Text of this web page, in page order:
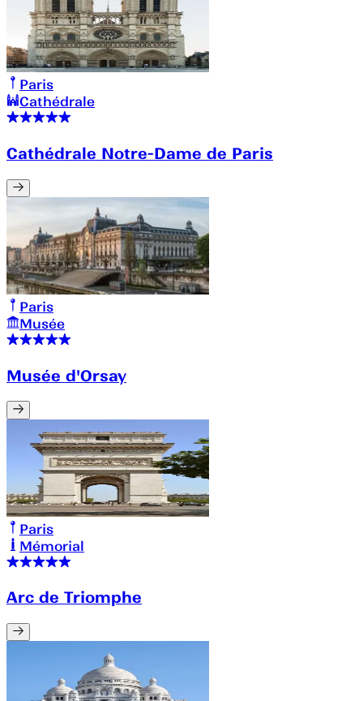
Paris
Cathédrale
Cathédrale Notre-Dame de Paris
Paris
Musée
Musée d'Orsay
Paris
Mémorial
Arc de Triomphe